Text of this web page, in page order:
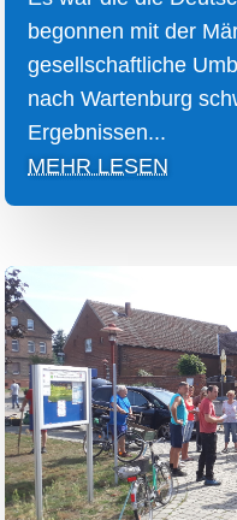
begonnen mit der
gesellschaftliche
nach Wartenburg
Ergebnissen...
MEHR LESEN